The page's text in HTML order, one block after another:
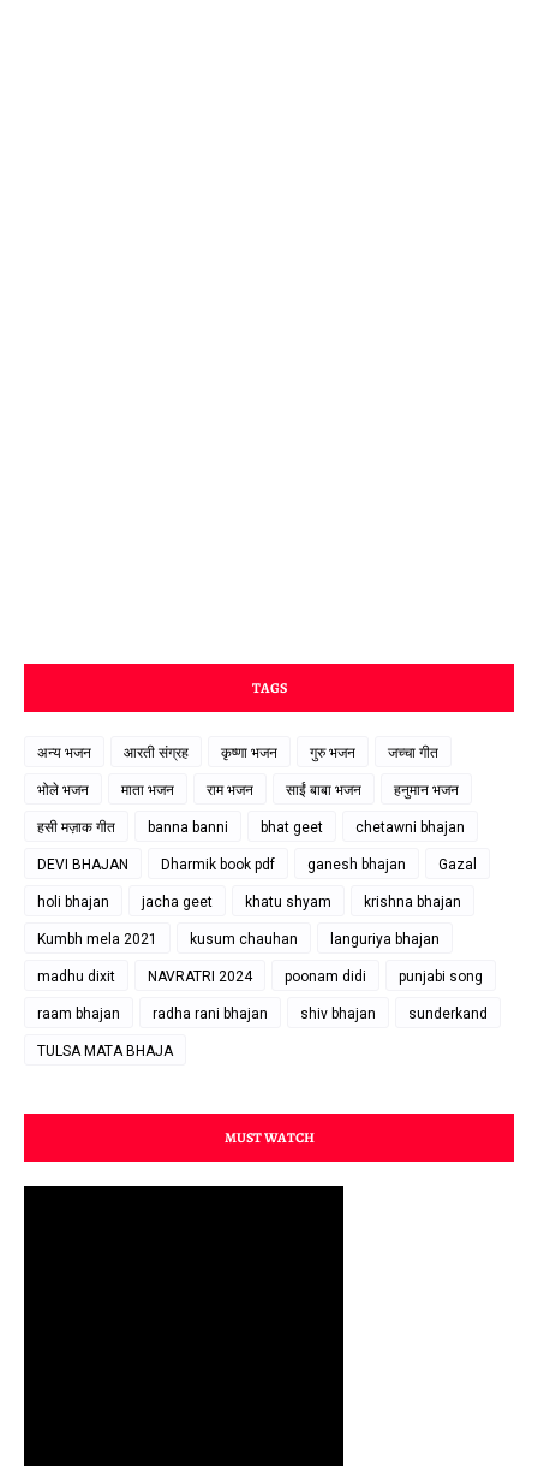
TAGS
अन्य भजन आरती संग्रह कृष्णा भजन गुरु भजन जच्चा गीत
भोले भजन माता भजन राम भजन साईं बाबा भजन हनुमान भजन
हसी मज़ाक गीत banna banni bhat geet chetawni bhajan
DEVI BHAJAN Dharmik book pdf ganesh bhajan Gazal
holi bhajan jacha geet khatu shyam krishna bhajan
Kumbh mela 2021 kusum chauhan languriya bhajan
madhu dixit NAVRATRI 2024 poonam didi punjabi song
raam bhajan radha rani bhajan shiv bhajan sunderkand
TULSA MATA BHAJA
MUST WATCH